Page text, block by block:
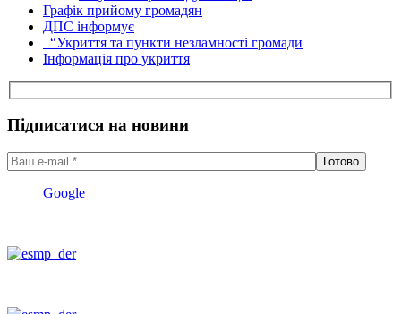
Графік прийому громадян
ДПС інформує
“Укриття та пункти незламності громади
Інформація про укриття
Підписатися на новини
Google